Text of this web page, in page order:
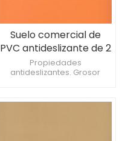
Suelo comercial de
PVC antideslizante de 2
mm para laboratorios
Propiedades
antideslizantes. Grosor